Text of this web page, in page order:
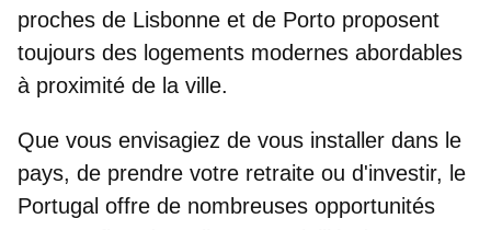
proches de Lisbonne et de Porto proposent
toujours des logements modernes abordables
à proximité de la ville.
Que vous envisagiez de vous installer dans le
pays, de prendre votre retraite ou d'investir, le
Portugal offre de nombreuses opportunités